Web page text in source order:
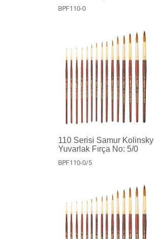
BPF110-0
110 Serisi Samur Kolinsky
Yuvarlak Fırça No: 5/0
BPF110-0/5